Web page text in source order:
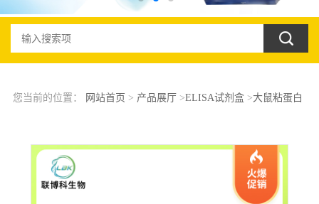
您当前的位置： 网站首页 > 产品展厅 >ELISA试剂盒>大鼠粘蛋白